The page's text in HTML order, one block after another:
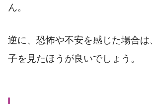
ん。
逆に、恐怖や不安を感じた場合
子を見たほうが良いでしょう。